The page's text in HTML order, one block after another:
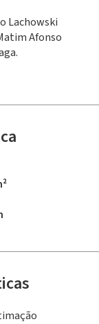
Lachowski
Afonso